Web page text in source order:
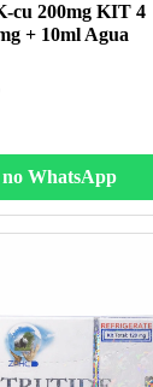
cu 200mg KIT 4
+ 10ml Agua
WhatsApp